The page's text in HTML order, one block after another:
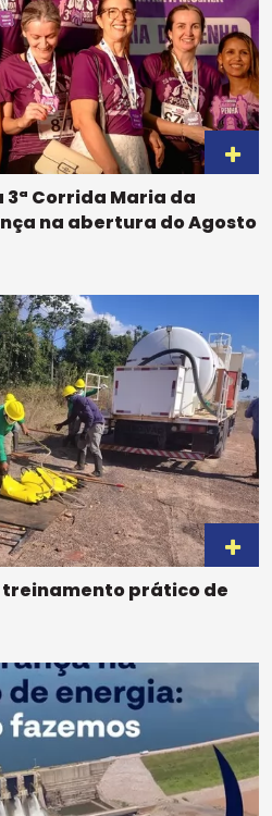
3ª Corrida Maria da
na abertura do Agosto
treinamento prático de